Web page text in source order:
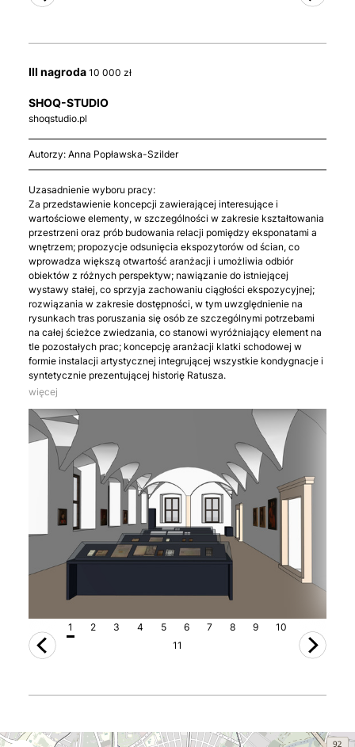
1 2 3 4 5 6 7 8 9
10
11
III nagroda 10 000 zł
SHOQ-STUDIO
shoqstudio.pl
Autorzy: Anna Popławska-Szilder
Uzasadnienie wyboru pracy:
Za przedstawienie koncepcji zawierającej interesujące i
wartościowe elementy, w szczególności w zakresie kształtowania
przestrzeni oraz prób budowania relacji pomiędzy eksponatami a
wnętrzem; propozycje odsunięcia ekspozytorów od ścian, co
wprowadza większą otwartość aranżacji i umożliwia odbiór
obiektów z różnych perspektyw; nawiązanie do istniejącej
wystawy stałej, co sprzyja zachowaniu ciągłości ekspozycyjnej;
rozwiązania w zakresie dostępności, w tym uwzględnienie na
rysunkach tras poruszania się osób ze szczególnymi potrzebami
na całej ścieżce zwiedzania, co stanowi wyróżniający element na
tle pozostałych prac; koncepcję aranżacji klatki schodowej w
formie instalacji artystycznej integrującej wszystkie kondygnacje i
syntetycznie prezentującej historię Ratusza.
więcej